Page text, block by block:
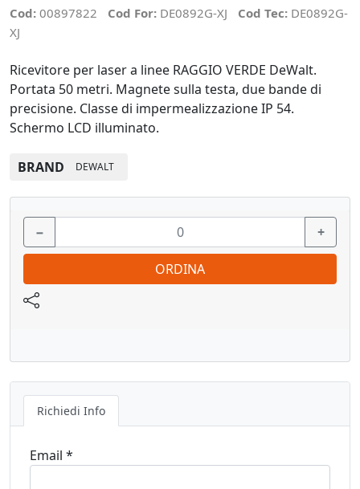
Cod: 00897822 Cod For: DE0892G-XJ Cod Tec: DE0892G-
XJ
Ricevitore per laser a linee RAGGIO VERDE DeWalt.
Portata 50 metri. Magnete sulla testa, due bande di
precisione. Classe di impermealizzazione IP 54.
Schermo LCD illuminato.
BRAND DEWALT
− +
ORDINA
Richiedi Info
Email *